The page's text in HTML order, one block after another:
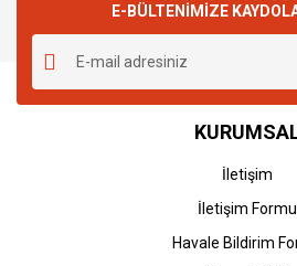
E-BÜLTENİMİZE
İletişim
İletişim Formu
Havale Bildirim